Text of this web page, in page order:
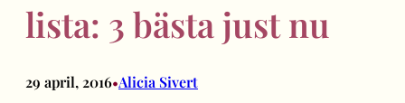
lista: 3 bästa just nu
29 april, 2016•Alicia Sivert